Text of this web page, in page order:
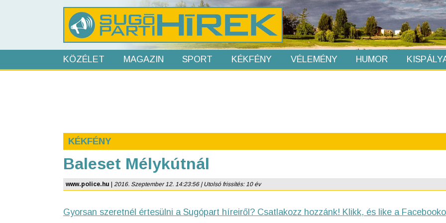
KÖZÉLET MAGAZIN SPORT KÉKFÉNY VÉLEMÉNY HUMOR
KÉKFÉNY
Baleset Mélykútnál
www.police.hu 2016. Szeptember 12. 14:23:56 | Utolsó frissítés: 10 év
Gyorsan szeretnél értesülni a Sugópart híreiről? Csatlakozz hozzánk! Klikk, és like a